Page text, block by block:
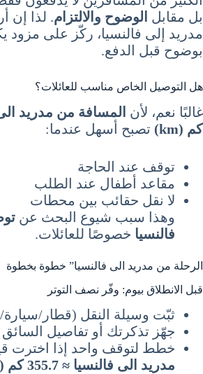
بل مقابل الوضوح والالتزام. لذا إن
مدريد إلى فالنسيا، ركّز على مزود
بوضوح قبل الدفع.
هل التوصيل الخاص مناسب للعائلات؟
غالبًا نعم، لأن
كم (km)
تصبح أسهل عندما:
توقف عند الحاجة
مقاعد أطفال عند الطلب
لا نقل حقائب بين محطات
وهذا سبب شيوع البحث عن
فالنسيا خصوصًا للعائلات.
الرحلة من مدريد الى فالنسيا” خطوة بخطوة
قبل الانطلاق بيوم: وفّر نصف التوتر
ثبّت وسيلة النقل (قطار/
جهّز تذكرتك أو تفاصيل السائق
خطط لتوقف واحد إذا اخترت
مدريد الى فالنسيا ≈ 355.7 كم (km)